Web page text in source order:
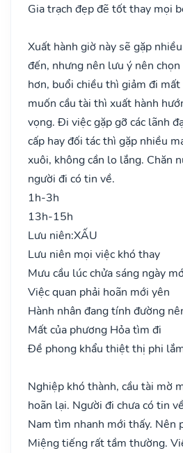
Gia trạch đẹp đẽ tốt thay mọi
Xuất hành giờ này sẽ gặp
đến, nhưng nên lưu ý nên
hơn, buổi chiều thì giảm đi
muốn cầu tài thì xuất hành
vọng. Đi việc gặp gỡ các lãnh
cấp hay đối tác thì gặp nhiều
xuôi, không cần lo lắng. Chăn
người đi có tin về.
1h-3h
13h-15h
Lưu niên:XẤU
Lưu niên mọi việc khó thay
Mưu cầu lúc chửa sáng ngày
Việc quan phải hoãn mới yên
Hành nhân đang tính đường
Mất của phương Hỏa tìm đi
Đề phong khẩu thiệt thị phi
Nghiệp khó thành, cầu tài mờ
hoãn lại. Người đi chưa có tin
Nam tìm nhanh mới thấy. Nên
Miệng tiếng rất tầm thường.